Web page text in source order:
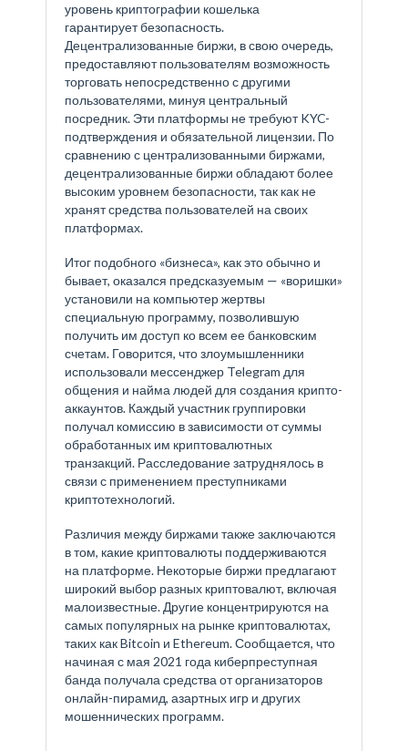
уровень криптографии кошелька
гарантирует безопасность.
Децентрализованные биржи, в свою очередь,
предоставляют пользователям возможность
торговать непосредственно с другими
пользователями, минуя центральный
посредник. Эти платформы не требуют KYC-
подтверждения и обязательной лицензии. По
сравнению с централизованными биржами,
децентрализованные биржи обладают более
высоким уровнем безопасности, так как не
хранят средства пользователей на своих
платформах.
Итог подобного «бизнеса», как это обычно и
бывает, оказался предсказуемым — «воришки»
установили на компьютер жертвы
специальную программу, позволившую
получить им доступ ко всем ее банковским
счетам. Говорится, что злоумышленники
использовали мессенджер Telegram для
общения и найма людей для создания крипто-
аккаунтов. Каждый участник группировки
получал комиссию в зависимости от суммы
обработанных им криптовалютных
транзакций. Расследование затруднялось в
связи с применением преступниками
криптотехнологий.
Различия между биржами также заключаются
в том, какие криптовалюты поддерживаются
на платформе. Некоторые биржи предлагают
широкий выбор разных криптовалют, включая
малоизвестные. Другие концентрируются на
самых популярных на рынке криптовалютах,
таких как Bitcoin и Ethereum. Сообщается, что
начиная с мая 2021 года киберпреступная
банда получала средства от организаторов
онлайн-пирамид, азартных игр и других
мошеннических программ.